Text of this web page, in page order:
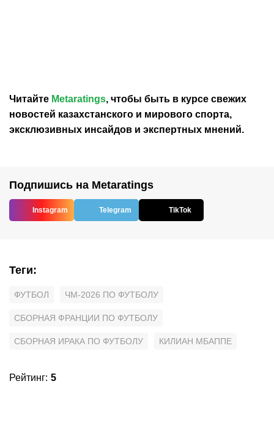
Читайте Metaratings, чтобы быть в курсе свежих
новостей казахстанского и мирового спорта,
эксклюзивных инсайдов и экспертных мнений.
Подпишись на Metaratings
Instagram Telegram TikTok
Теги:
ФУТБОЛ ЧМ-2026 ПО ФУТБОЛУ
СБОРНАЯ ФРАНЦИИ ПО ФУТБОЛУ
СБОРНАЯ ИРАКА ПО ФУТБОЛУ КИЛИАН МБАППЕ
Рейтинг: 5